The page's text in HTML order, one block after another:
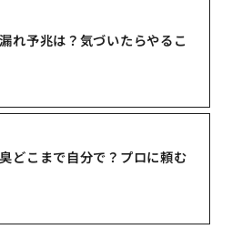
れ予兆は？気づいたらやるこ
どこまで自分で？プロに頼む